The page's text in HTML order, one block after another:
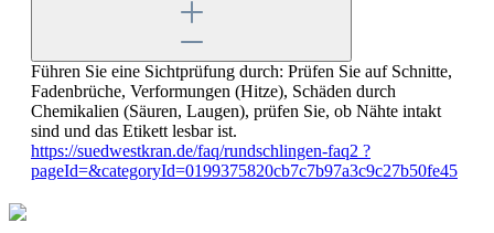
Führen Sie eine Sichtprüfung durch: Prüfen Sie auf Schnitte,
Fadenbrüche, Verformungen (Hitze), Schäden durch
Chemikalien (Säuren, Laugen), prüfen Sie, ob Nähte intakt
sind und das Etikett lesbar ist.
https://suedwestkran.de/faq/rundschlingen-faq2 ?
pageId=&categoryId=0199375820cb7c7b97a3c9c27b50fe45